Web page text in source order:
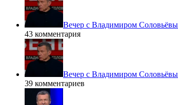
Вечер с Владимиром
43 комментария
Вечер с Владимиром
39 комментариев